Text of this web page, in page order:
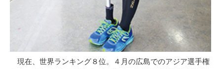
現在、世界ランキング８位。４月の広島でのアジア選手権